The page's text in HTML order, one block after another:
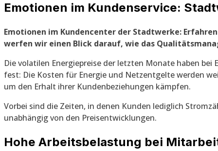
Emotionen im Kundenservice:
Emotionen im Kundencenter der Stadtwerke:
werfen wir einen Blick darauf, wie das
Die volatilen Energiepreise der letzten Monate haben
fest: Die Kosten für Energie und Netzentgelte werden
um den Erhalt ihrer Kundenbeziehungen kämpfen.
Vorbei sind die Zeiten, in denen Kunden lediglich
unabhängig von den Preisentwicklungen.
Hohe Arbeitsbelastung bei